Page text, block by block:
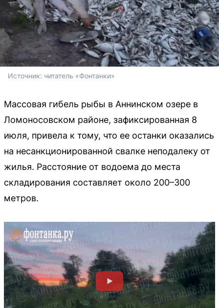
Источник: читатель «Фонтанки»
Массовая гибель рыбы в Аннинском озере в
Ломоносовском районе, зафиксированная 8
июля, привела к тому, что ее останки оказались
на несанкционированной свалке неподалеку от
жилья. Расстояние от водоема до места
складирования составляет около 200–300
метров.